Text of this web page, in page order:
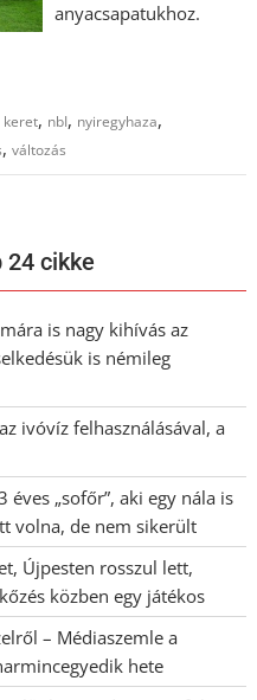
anyacsapatukhoz.
keret, nbI, nyiregyhaza,
,változás
24 cikke
is nagy kihívás az
is némileg
ivóvíz felhasználásával, a
„sofőr”, aki egy nála is
volna, de nem sikerült
Újpesten rosszul lett,
közben egy játékos
– Médiaszemle a
hete